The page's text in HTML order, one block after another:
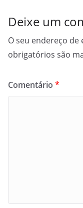
Deixe um
O seu endereço
obrigatórios são
Comentário *